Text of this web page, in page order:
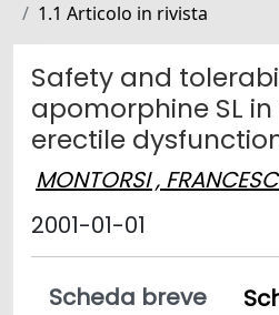
1.1 Articolo in rivista
Safety and
apomorphine SL
erectile
MONTORSI ,
2001-01-01
Scheda breve